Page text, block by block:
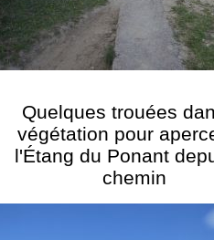
Quelques trouées
végétation pour
l'Étang du Ponant
chemin